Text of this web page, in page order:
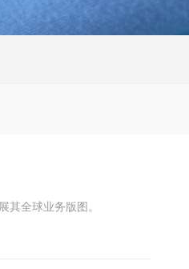
其全球业务版图。